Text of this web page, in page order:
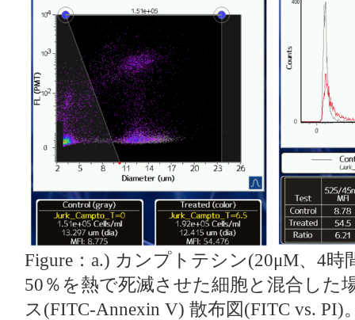
Figure：a.) カンプトテシン(20μM、4時
50％を熱で死滅させた細胞と混合した
ス(FITC-Annexin V) 散布図(FITC vs.